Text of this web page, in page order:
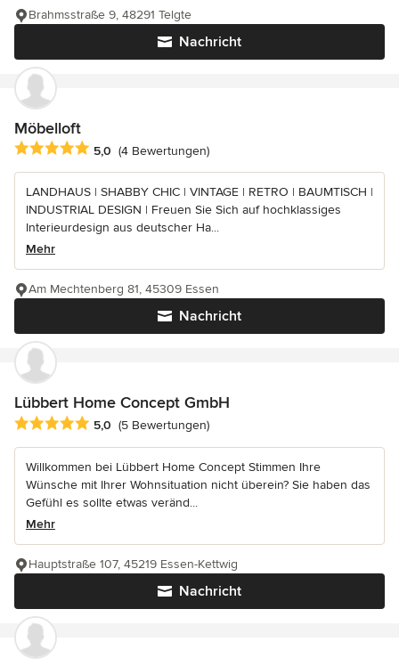
Nachricht
Brahmsstraße 9, 48291 Telgte
Möbelloft
Durchschnittliche Bewertung: 5 von 5 Sternen
5,0 (4 Bewertungen)
LANDHAUS | SHABBY CHIC | VINTAGE | RETRO | BAUMTISCH |
INDUSTRIAL DESIGN | Freuen Sie Sich auf hochklassiges
Interieurdesign aus deutscher Ha...
Mehr
Nachricht
Am Mechtenberg 81, 45309 Essen
Lübbert Home Concept GmbH
Durchschnittliche Bewertung: 5 von 5 Sternen
5,0 (5 Bewertungen)
Willkommen bei Lübbert Home Concept Stimmen Ihre
Wünsche mit Ihrer Wohnsituation nicht überein? Sie haben das
Gefühl es sollte etwas veränd...
Mehr
Nachricht
Hauptstraße 107, 45219 Essen-Kettwig